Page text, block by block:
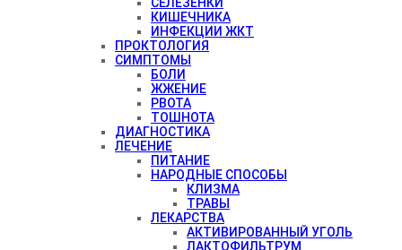
КИШЕЧНИКА
ИНФЕКЦИИ ЖКТ
ПРОКТОЛОГИЯ
СИМПТОМЫ
БОЛИ
ЖЖЕНИЕ
РВОТА
ТОШНОТА
ДИАГНОСТИКА
ЛЕЧЕНИЕ
ПИТАНИЕ
НАРОДНЫЕ СПОСОБЫ
КЛИЗМА
ТРАВЫ
ЛЕКАРСТВА
АКТИВИРОВАННЫЙ УГОЛЬ
ЛАКТОФИЛЬТРУМ